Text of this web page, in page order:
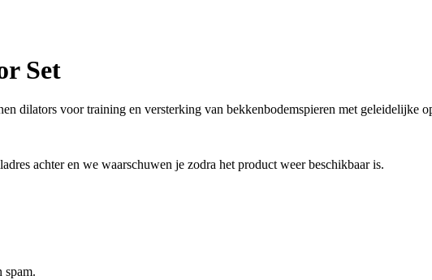
Set
dilators voor training en versterking van bekkenbodemspieren met geleidelijke
achter en we waarschuwen je zodra het product weer beschikbaar is.
spam.